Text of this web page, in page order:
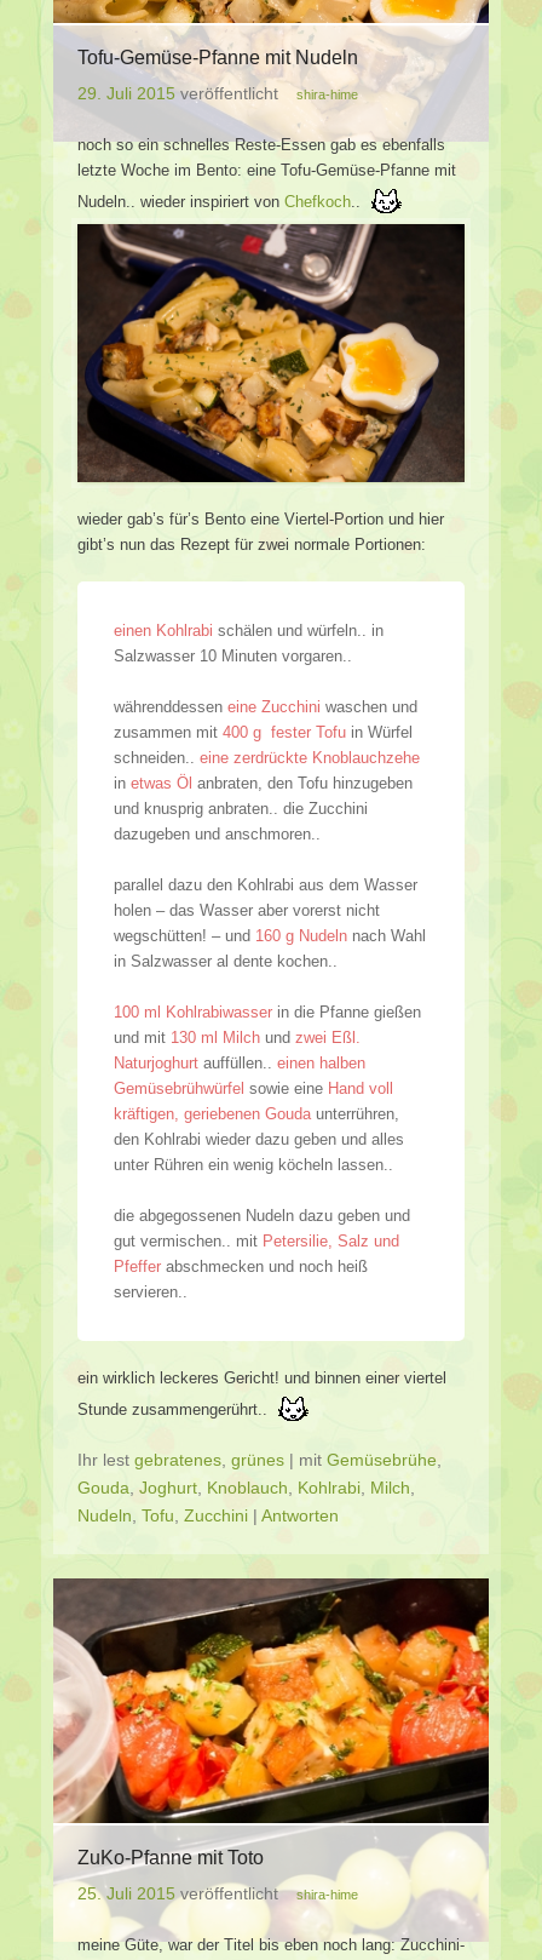
Tofu-Gemüse-Pfanne mit Nudeln
29. Juli 2015 veröffentlicht shira-hime
noch so ein schnelles Reste-Essen gab es ebenfalls
letzte Woche im Bento: eine Tofu-Gemüse-Pfanne mit
Nudeln.. wieder inspiriert von Chefkoch..
wieder gab’s für’s Bento eine Viertel-Portion und hier
gibt’s nun das Rezept für zwei normale Portionen:
einen Kohlrabi schälen und würfeln.. in
Salzwasser 10 Minuten vorgaren..
währenddessen eine Zucchini waschen und
zusammen mit 400 g fester Tofu in Würfel
schneiden.. eine zerdrückte Knoblauchzehe
in etwas Öl anbraten, den Tofu hinzugeben
und knusprig anbraten.. die Zucchini
dazugeben und anschmoren..
parallel dazu den Kohlrabi aus dem Wasser
holen – das Wasser aber vorerst nicht
wegschütten! – und 160 g Nudeln nach Wahl
in Salzwasser al dente kochen..
100 ml Kohlrabiwasser in die Pfanne gießen
und mit 130 ml Milch und zwei Eßl.
Naturjoghurt auffüllen.. einen halben
Gemüsebrühwürfel sowie eine Hand voll
kräftigen, geriebenen Gouda unterrühren,
den Kohlrabi wieder dazu geben und alles
unter Rühren ein wenig köcheln lassen..
die abgegossenen Nudeln dazu geben und
gut vermischen.. mit Petersilie, Salz und
Pfeffer abschmecken und noch heiß
servieren..
ein wirklich leckeres Gericht! und binnen einer viertel
Stunde zusammengerührt..
Ihr lest gebratenes grünes | mit Gemüsebrühe
Gouda Joghurt Knoblauch Kohlrabi Milch
Nudeln Tofu Zucchini | Antworten
ZuKo-Pfanne mit Toto
25. Juli 2015 veröffentlicht shira-hime
meine Güte, war der Titel bis eben noch lang: Zucchini-